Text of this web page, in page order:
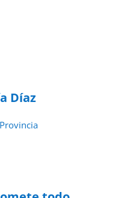
Díaz